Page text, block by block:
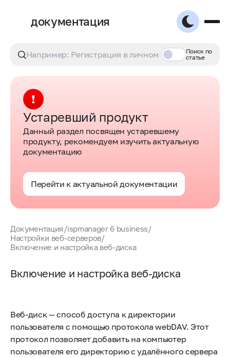
документация
Поиск по
статье
Устаревший продукт
Данный раздел посвящен устаревшему
продукту, рекомендуем изучить актуальную
документацию
Перейти к актуальной документации
Документация/ispmanager 6 business/
Настройки веб-серверов/
Включение и настройка веб-диска
Включение и настройка веб-диска
Веб-диск — способ доступа к директории
пользователя с помощью протокола webDAV. Этот
протокол позволяет добавить на компьютер
пользователя его директорию с удалённого сервера